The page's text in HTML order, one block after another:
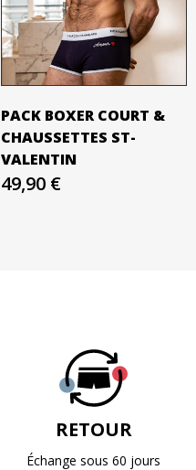
PACK BOXER COURT &
CHAUSSETTES ​​ST-
VALENTIN
49,90 €
RETOUR
Échange sous 60 jours